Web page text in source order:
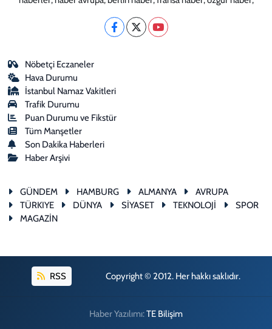
Nöbetçi Eczaneler
Hava Durumu
İstanbul Namaz Vakitleri
Trafik Durumu
Puan Durumu ve Fikstür
Tüm Manşetler
Son Dakika Haberleri
Haber Arşivi
GÜNDEM HAMBURG ALMANYA
AVRUPA
TÜRKIYE
DÜNYA SİYASET TEKNOLOJİ
SPOR
MAGAZİN
RSS Copyright © 2012. Her hakkı saklıdır.
Haber Yazılımı:TE Bilişim